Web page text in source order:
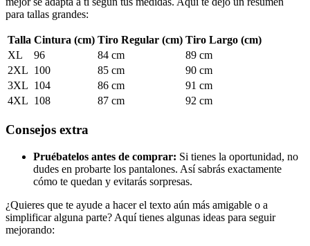
para tallas grandes:
Talla Cintura (cm) Tiro Regular (cm) Tiro Largo (cm)
XL
96 84 cm
89 cm
2XL 100 85 cm
90 cm
3XL 104 86 cm
91 cm
4XL 108 87 cm 92 cm
Consejos extra
Pruébatelos antes de comprar: Si tienes la oportunidad, no
dudes en probarte los pantalones. Así sabrás exactamente
cómo te quedan y evitarás sorpresas.
¿Quieres que te ayude a hacer el texto aún más amigable o a
simplificar alguna parte? Aquí tienes algunas ideas para seguir
mejorando: